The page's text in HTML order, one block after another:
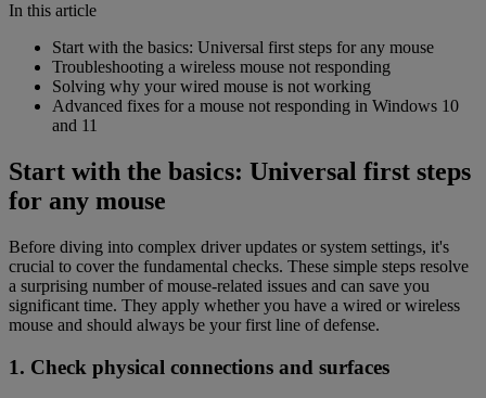
In this article
Start with the basics: Universal first steps for any mouse
Troubleshooting a wireless mouse not responding
Solving why your wired mouse is not working
Advanced fixes for a mouse not responding in Windows 10
and 11
Start with the basics: Universal first steps
for any mouse
Before diving into complex driver updates or system settings, it's
crucial to cover the fundamental checks. These simple steps resolve
a surprising number of mouse-related issues and can save you
significant time. They apply whether you have a wired or wireless
mouse and should always be your first line of defense.
1. Check physical connections and surfaces